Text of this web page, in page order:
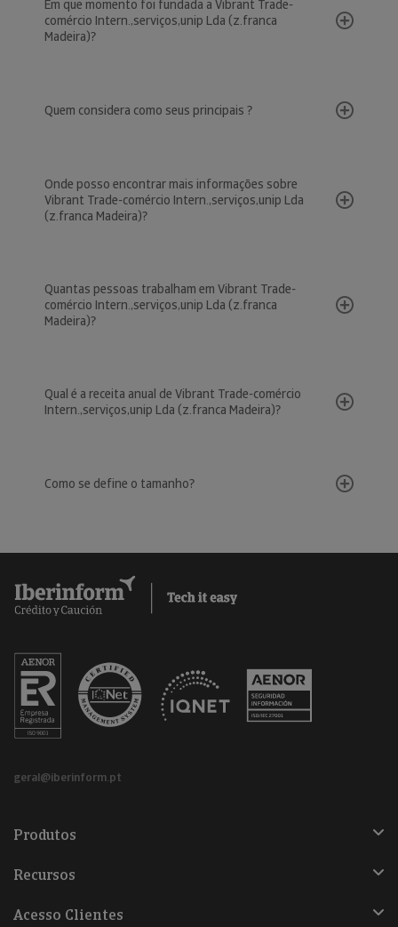
Em que momento foi fundada a Vibrant Trade-
comércio Intern.,serviços,unip Lda (z.franca
Madeira)?
Quem considera como seus principais ?
Onde posso encontrar mais informações sobre
Vibrant Trade-comércio Intern.,serviços,unip Lda
(z.franca Madeira)?
Quantas pessoas trabalham em Vibrant Trade-
comércio Intern.,serviços,unip Lda (z.franca
Madeira)?
Qual é a receita anual de Vibrant Trade-comércio
Intern.,serviços,unip Lda (z.franca Madeira)?
Como se define o tamanho?
geral@iberinform.pt
Produtos
Recursos
Acesso Clientes